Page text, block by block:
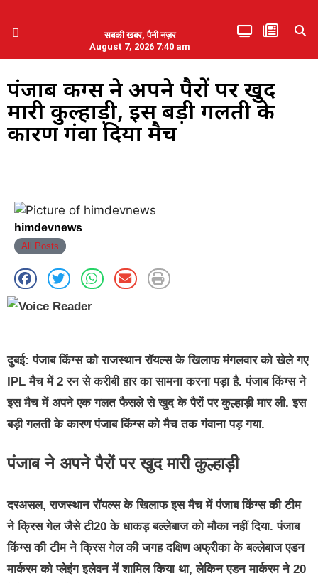
सबकी खबर, पैनी नज़र
August 7, 2026 7:40 am
पंजाब किंग्स ने अपने पैरों पर खुद
मारी कुल्हाड़ी, इस बड़ी गलती के
कारण गंवा दिया मैच
himdevnews
All Posts
दुबई:पंजाब किंग्स को राजस्थान रॉयल्स के खिलाफ मंगलवार को खेले गए
IPL मैच में 2 रन से करीबी हार का सामना करना पड़ा है. पंजाब किंग्स ने
इस मैच में अपने एक गलत फैसले से खुद के पैरों पर कुल्हाड़ी मार ली. इस
बड़ी गलती के कारण पंजाब किंग्स को मैच तक गंवाना पड़ गया.
पंजाब ने अपने पैरों पर खुद मारी कुल्हाड़ी
दरअसल, राजस्थान रॉयल्स के खिलाफ इस मैच में पंजाब किंग्स की टीम
ने क्रिस गेल जैसे टी20 के धाकड़ बल्लेबाज को मौका नहीं दिया. पंजाब
किंग्स की टीम ने क्रिस गेल की जगह दक्षिण अफ्रीका के बल्लेबाज एडन
मार्करम को प्लेइंग इलेवन में शामिल किया था, लेकिन एडन मार्करम ने 20